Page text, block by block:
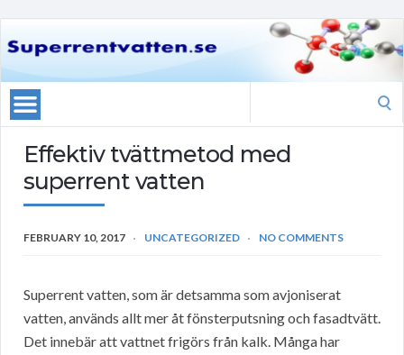
Effektiv tvättmetod med
superrent vatten
FEBRUARY 10, 2017 UNCATEGORIZED NO COMMENTS
Superrent vatten, som är detsamma som avjoniserat
vatten, används allt mer åt fönsterputsning och fasadtvätt.
Det innebär att vattnet frigörs från kalk. Många har